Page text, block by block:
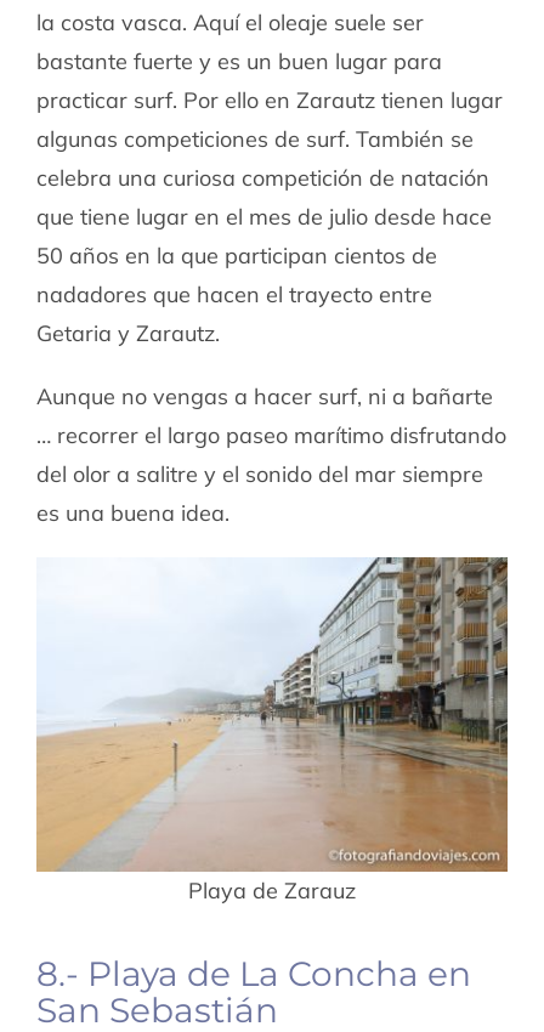
la costa vasca. Aquí el oleaje suele ser
bastante fuerte y es un buen lugar para
practicar surf. Por ello en Zarautz tienen lugar
algunas competiciones de surf. También se
celebra una curiosa competición de natación
que tiene lugar en el mes de julio desde hace
50 años en la que participan cientos de
nadadores que hacen el trayecto entre
Getaria y Zarautz.
Aunque no vengas a hacer surf, ni a bañarte
… recorrer el largo paseo marítimo disfrutando
del olor a salitre y el sonido del mar siempre
es una buena idea.
Playa de Zarauz
8.- Playa de La Concha en
San Sebastián